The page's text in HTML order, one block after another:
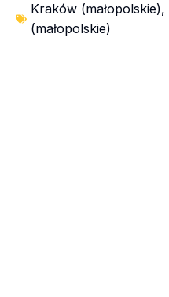
Kraków (małopolskie),
(małopolskie)